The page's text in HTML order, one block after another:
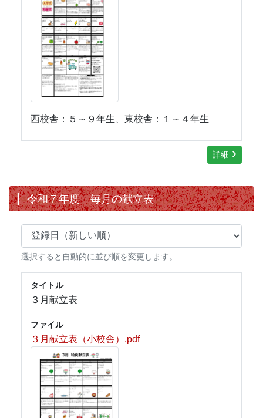
西校舎：５～９年生、東校舎：１～４年生
詳細
令和７年度 毎月の献立表
選択すると自動的に並び順を変更します。
タイトル
３月献立表
ファイル
３月献立表（小校舎）.pdf